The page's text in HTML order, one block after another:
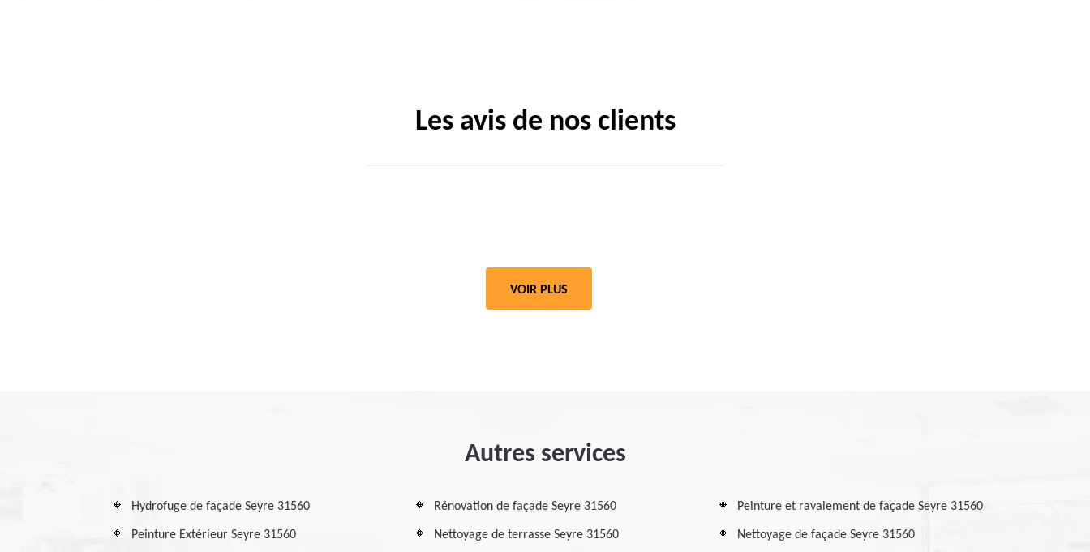
Les avis de nos clients
VOIR PLUS
Autres services
Hydrofuge de façade Seyre 31560 Rénovation de façade Seyre 31560 Peinture et ravalement de façade Seyre 31560
Peinture Extérieur Seyre 31560 Nettoyage de terrasse Seyre 31560 Nettoyage de façade Seyre 31560